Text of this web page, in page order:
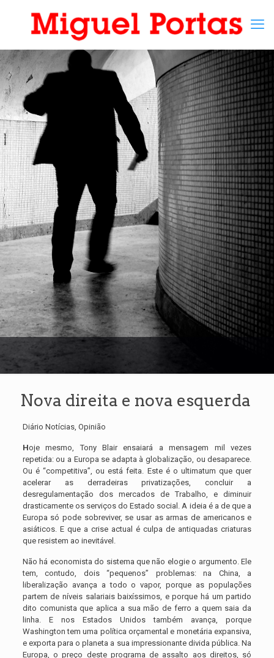
Nova direita e nova esquerda
Diário Notícias, Opinião
Hoje mesmo, Tony Blair ensaiará a mensagem mil vezes
repetida: ou a Europa se adapta à globalização, ou desaparece.
Ou é “competitiva”, ou está feita. Este é o ultimatum que quer
acelerar as derradeiras privatizações, concluir a
desregulamentação dos mercados de Trabalho, e diminuir
drasticamente os serviços do Estado social. A ideia é a de que a
Europa só pode sobreviver, se usar as armas de americanos e
asiáticos. E que a crise actual é culpa de antiquadas criaturas
que resistem ao inevitável.
Não há economista do sistema que não elogie o argumento. Ele
tem, contudo, dois “pequenos” problemas: na China, a
liberalização avança a todo o vapor, porque as populações
partem de níveis salariais baixíssimos, e porque há um partido
dito comunista que aplica a sua mão de ferro a quem saia da
linha. E nos Estados Unidos também avança, porque
Washington tem uma política orçamental e monetária expansiva,
e exporta para o planeta a sua impressionante divida pública. Na
Europa, o preço deste programa de assalto aos direitos, só